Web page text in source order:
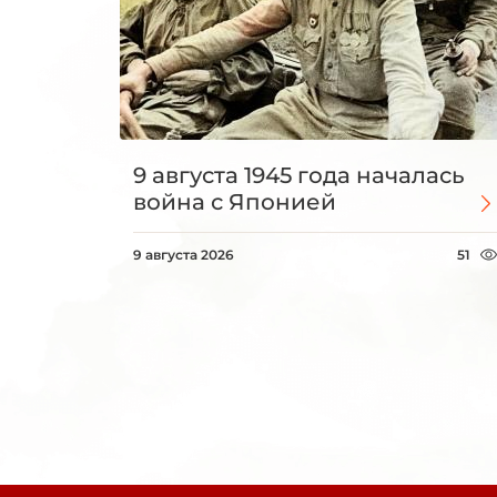
9 августа 1945 года началась
война с Японией
9 августа 2026 51